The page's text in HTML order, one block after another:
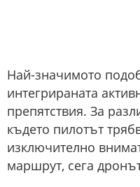
Най-значимото
интегрираната
препятствия. За
където пилотът
изключително
маршрут, сега